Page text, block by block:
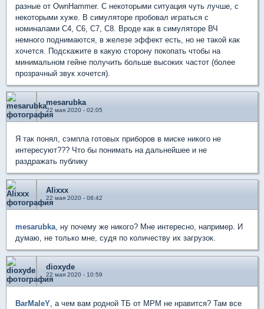
разные от OwnHammer. С некоторыми ситуация чуть лучше, с
некоторыми хуже. В симуляторе пробовал играться с
номиналами С4, С6, С7, С8. Вроде как в симуляторе ВЧ
немного поднимаются, в железе эффект есть, но не такой как
хочется. Подскажите в какую сторону покопать чтобы на
минимальном гейне получить больше высоких частот (более
прозрачный звук хочется).
mesarubka
22 мая 2020 - 02:05
Я так понял, сэмпла готовых приборов в миске никого не
интересуют??? Что бы понимать на дальнейшее и не
раздражать публику
Alixxx
22 мая 2020 - 08:42
mesarubka , ну почему же никого? Мне интересно, например. И
думаю, не только мне, судя по количеству их загрузок.
dioxyde
22 мая 2020 - 10:59
BarMaleY , а чем вам родной ТБ от МРМ не нравится? Там все